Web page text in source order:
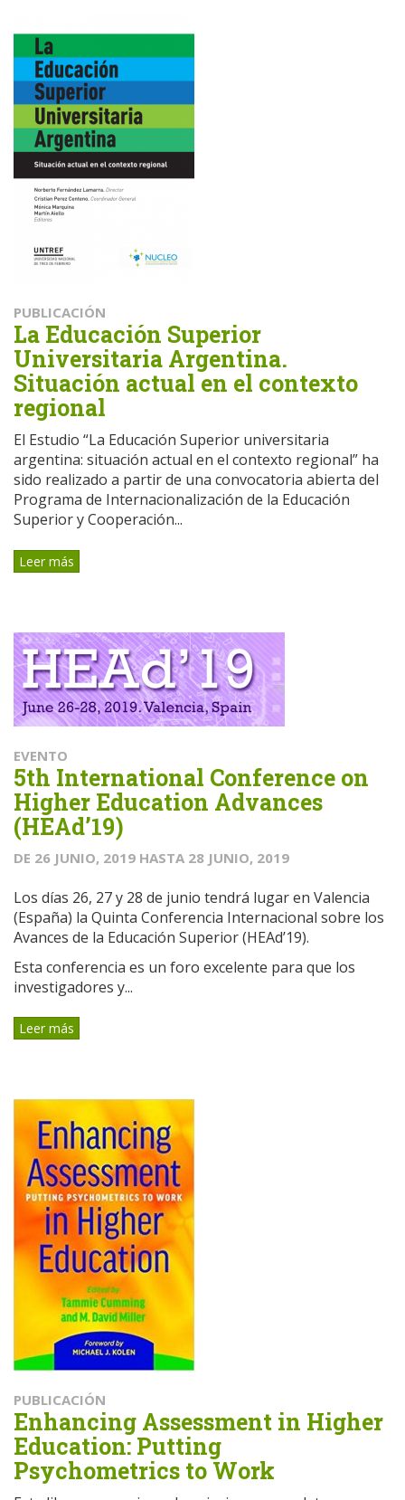
PUBLICACIÓN
La Educación Superior
Universitaria Argentina.
Situación actual en el contexto
regional
El Estudio “La Educación Superior universitaria
argentina: situación actual en el contexto regional” ha
sido realizado a partir de una convocatoria abierta del
Programa de Internacionalización de la Educación
Superior y Cooperación...
Leer más
EVENTO
5th International Conference on
Higher Education Advances
(HEAd’19)
DE 26 JUNIO, 2019 HASTA 28 JUNIO, 2019
Los días 26, 27 y 28 de junio tendrá lugar en Valencia
(España) la Quinta Conferencia Internacional sobre los
Avances de la Educación Superior (HEAd’19).
Esta conferencia es un foro excelente para que los
investigadores y...
Leer más
PUBLICACIÓN
Enhancing Assessment in Higher
Education: Putting
Psychometrics to Work